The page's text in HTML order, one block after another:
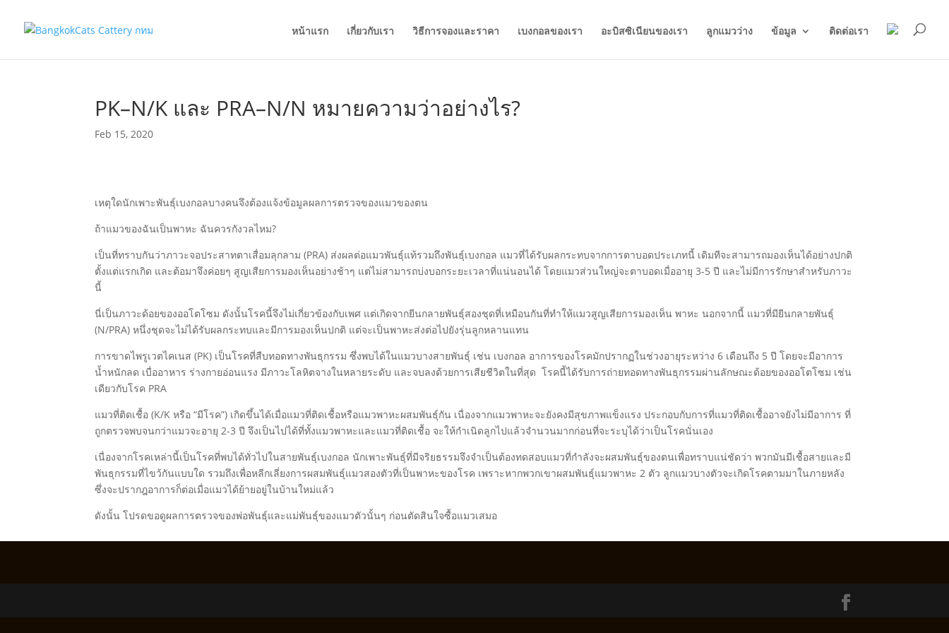
หน้าแรก เกี่ยวกับเรา วิธีการจองและราคา เบงกอลของเรา อะบิสซิเนียนของเรา ลูกแมวว่าง ข้อมูล ติดต่อเรา
PK–N/K และ PRA–N/N หมายความว่าอย่างไร?
Feb 15, 2020
เหตุใดนักเพาะพันธุ์เบงกอลบางคนจึงต้องแจ้งข้อมูลผลการตรวจของแมวของตน
ถ้าแมวของฉันเป็นพาหะ ฉันควรกังวลไหม?
เป็นที่ทราบกันว่าภาวะจอประสาทตาเสื่อมลุกลาม (PRA) ส่งผลต่อแมวพันธุ์แท้รวมถึงพันธุ์เบงกอล แมวที่ได้รับผลกระทบจากการตาบอดประเภทนี้ เดิมทีจะสามารถมองเห็นได้อย่างปกติ
ตั้งแต่แรกเกิด และต้อมาจึงค่อยๆ สูญเสียการมองเห็นอย่างช้าๆ แต่ไม่สามารถบ่งบอกระยะเวลาที่แน่นอนได้ โดยแมวส่วนใหญ่จะตาบอดเมื่ออายุ 3-5 ปี และไม่มีการรักษาสำหรับภาวะ
นี้
นี่เป็นภาวะด้อยของออโตโซม ดังนั้นโรคนี้จึงไม่เกี่ยวข้องกับเพศ แต่เกิดจากยีนกลายพันธุ์สองชุดที่เหมือนกันที่ทำให้แมวสูญเสียการมองเห็น พาหะ นอกจากนี้ แมวที่มียีนกลายพันธุ์
(N/PRA) หนึ่งชุดจะไม่ได้รับผลกระทบและมีการมองเห็นปกติ แต่จะเป็นพาหะส่งต่อไปยังรุ่นลูกหลานแทน
การขาดไพรูเวตไคเนส (PK) เป็นโรคที่สืบทอดทางพันธุกรรม ซึ่งพบได้ในแมวบางสายพันธุ์ เช่น เบงกอล อาการของโรคมักปรากฏในช่วงอายุระหว่าง 6 เดือนถึง 5 ปี โดยจะมีอาการ
น้ำหนักลด เบื่ออาหาร ร่างกายอ่อนแรง มีภาวะโลหิตจางในหลายระดับ และจบลงด้วยการเสียชีวิตในที่สุด โรคนี้ได้รับการถ่ายทอดทางพันธุกรรมผ่านลักษณะด้อยของออโตโซม เช่น
เดียวกับโรค PRA
แมวที่ติดเชื้อ (K/K หรือ “มีโรค”) เกิดขึ้นได้เมื่อแมวที่ติดเชื้อหรือแมวพาหะผสมพันธุ์กัน เนื่องจากแมวพาหะจะยังคงมีสุขภาพแข็งแรง ประกอบกับการที่แมวที่ติดเชื้ออาจยังไม่มีอาการ ที่
ถูกตรวจพบจนกว่าแมวจะอายุ 2-3 ปี จึงเป็นไปได้ที่ทั้งแมวพาหะและแมวที่ติดเชื้อ จะให้กำเนิดลูกไปแล้วจำนวนมากก่อนที่จะระบุได้ว่าเป็นโรคนั่นเอง
เนื่องจากโรคเหล่านี้เป็นโรคที่พบได้ทั่วไปในสายพันธุ์เบงกอล นักเพาะพันธุ์ที่มีจริยธรรมจึงจำเป็นต้องทดสอบแมวที่กำลังจะผสมพันธุ์ของตนเพื่อทราบแน่ชัดว่า พวกมันมีเชื้อสายและมี
พันธุกรรมที่ไขว้กันแบบใด รวมถึงเพื่อหลีกเลี่ยงการผสมพันธุ์แมวสองตัวที่เป็นพาหะของโรค เพราะหากพวกเขาผสมพันธุ์แมวพาหะ 2 ตัว ลูกแมวบางตัวจะเกิดโรคตามมาในภายหลัง
ซึ่งจะปรากฎอาการก็ต่อเมื่อแมวได้ย้ายอยู่ในบ้านใหม่แล้ว
ดังนั้น โปรดขอดูผลการตรวจของพ่อพันธุ์และแม่พันธุ์ของแมวตัวนั้นๆ ก่อนตัดสินใจซื้อแมวเสมอ